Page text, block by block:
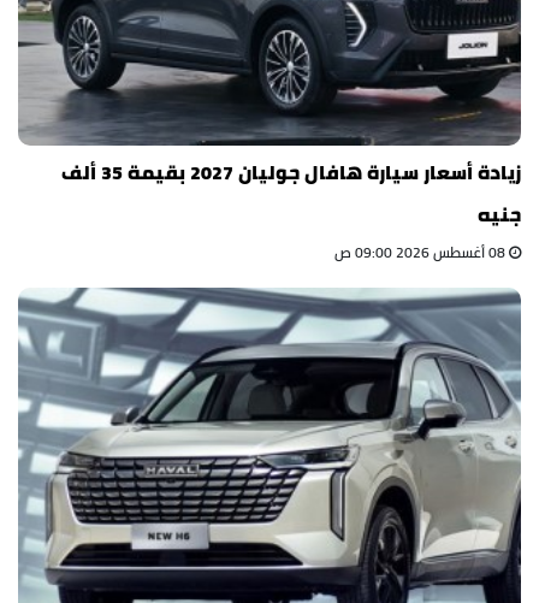
زيادة أسعار سيارة هافال جوليان 2027 بقيمة 35 ألف
جنيه